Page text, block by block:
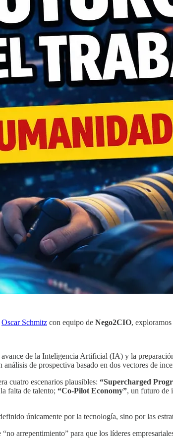
Oscar Schmitz con equipo de Nego2CIO,
de la Inteligencia Artificial (IA) y la
de prospectiva basado en dos vectores de
cuatro escenarios plausibles: “Supercharged
falta de talento; “Co-Pilot Economy”, un futuro de
únicamente por la tecnología, sino por las
“no arrepentimiento” para que los líderes